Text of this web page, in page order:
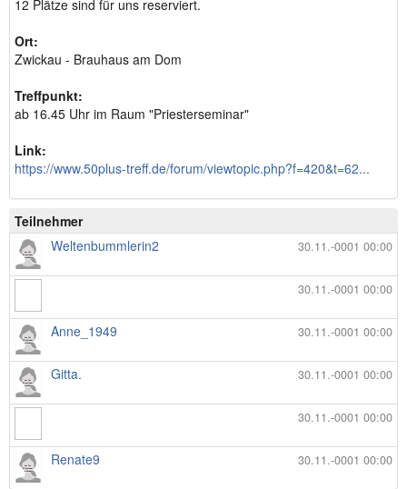
12 Plätze sind für uns reserviert.
Ort:
Zwickau - Brauhaus am Dom
Treffpunkt:
ab 16.45 Uhr im Raum "Priesterseminar"
Link:
https://www.50plus-treff.de/forum/viewtopic.php?f=420&t=62...
Teilnehmer
30.11.-0001 00:00
Weltenbummlerin2
30.11.-0001 00:00
30.11.-0001 00:00
Anne_1949
30.11.-0001 00:00
Gitta.
30.11.-0001 00:00
30.11.-0001 00:00
Renate9